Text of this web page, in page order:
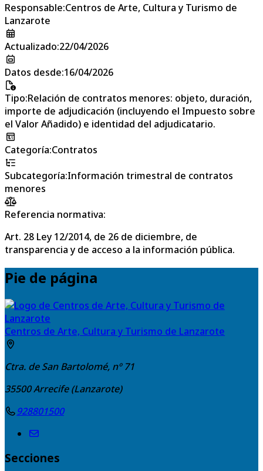
Responsable:Centros de Arte, Cultura y Turismo de
Lanzarote
Actualizado:22/04/2026
Datos desde:16/04/2026
Tipo:Relación de contratos menores: objeto, duración,
importe de adjudicación (incluyendo el Impuesto sobre
el Valor Añadido) e identidad del adjudicatario.
Categoría:Contratos
Subcategoría:Información trimestral de contratos
menores
Referencia normativa:
Art. 28 Ley 12/2014, de 26 de diciembre, de
transparencia y de acceso a la información pública.
Pie de página
Centros de Arte, Cultura y Turismo de Lanzarote
Ctra. de San Bartolomé, nº 71
35500Arrecife (Lanzarote)
928801500
Secciones